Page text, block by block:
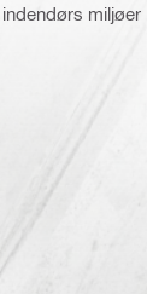
miljøer